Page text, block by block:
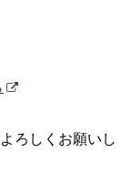
ろしくお願いし